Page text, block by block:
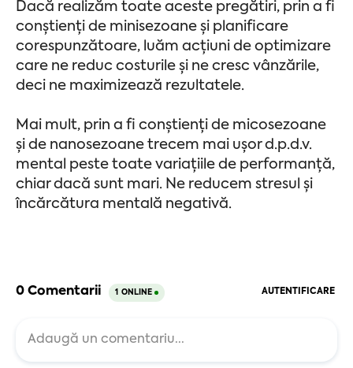
Dacă realizăm toate aceste pregătiri, prin a fi
conștienți de minisezoane și planificare
corespunzătoare, luăm acțiuni de optimizare
care ne reduc costurile și ne cresc vânzările,
deci ne maximizează rezultatele.
Mai mult, prin a fi conștienți de micosezoane
și de nanosezoane trecem mai ușor d.p.d.v.
mental peste toate variațiile de performanță,
chiar dacă sunt mari. Ne reducem stresul și
încărcătura mentală negativă.